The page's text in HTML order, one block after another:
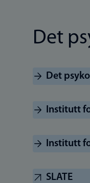
Det
Det
Institutt
Institutt
SLATE